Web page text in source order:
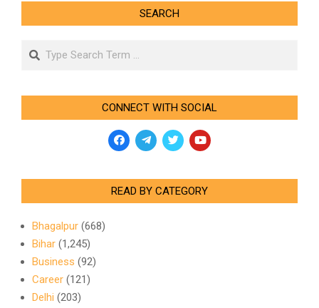
SEARCH
Search
CONNECT WITH SOCIAL
READ BY CATEGORY
Bhagalpur (668)
Bihar (1,245)
Business (92)
Career (121)
Delhi (203)